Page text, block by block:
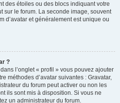
des étoiles ou des blocs indiquant votre
sur le forum. La seconde image, souvent
d’avatar et généralement est unique ou
?
l’onglet « profil » vous pouvez ajouter
méthodes d’avatar suivantes : Gravatar,
du forum peut activer ou non les
ils sont mis à disposition. Si vous ne
un administrateur du forum.